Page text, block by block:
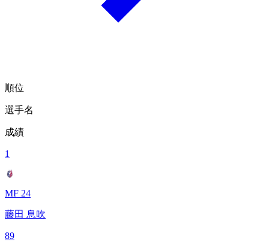
順位
選手名
成績
1
MF 24
藤田 息吹
89